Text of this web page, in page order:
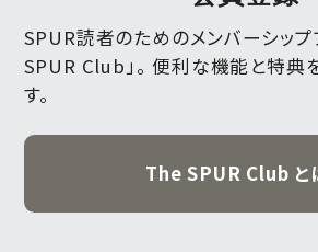
SPUR読者のためのメンバーシップ
SPUR Club」。 便利な機能と特典
す。
The SPUR Club と